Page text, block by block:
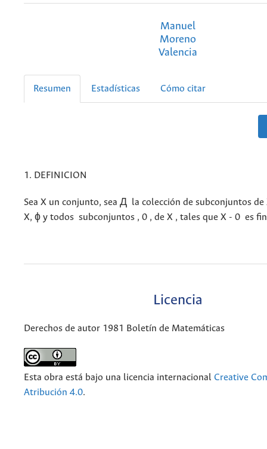
Manuel
Moreno
Valencia
Resumen Estadísticas Cómo citar
1. DEFINICION
Sea X un conjunto, sea Д la colección de subconjuntos
X, ɸ y todos subconjuntos , 0 , de X , tales que X - 0 es
Licencia
Derechos de autor 1981 Boletín de Matemáticas
Esta obra está bajo una licencia internacional Creative
Atribución 4.0.